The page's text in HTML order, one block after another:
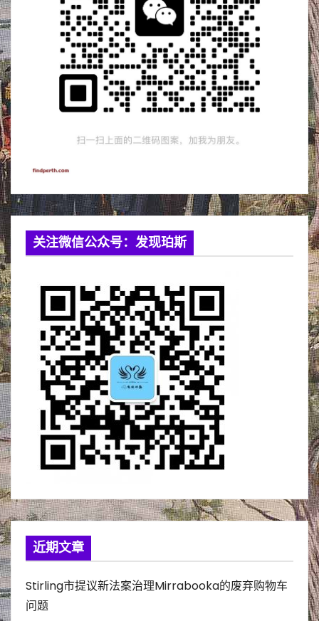
关注微信公众号：发现珀斯
近期文章
Stirling市提议新法案治理Mirrabooka的废弃购物车
问题